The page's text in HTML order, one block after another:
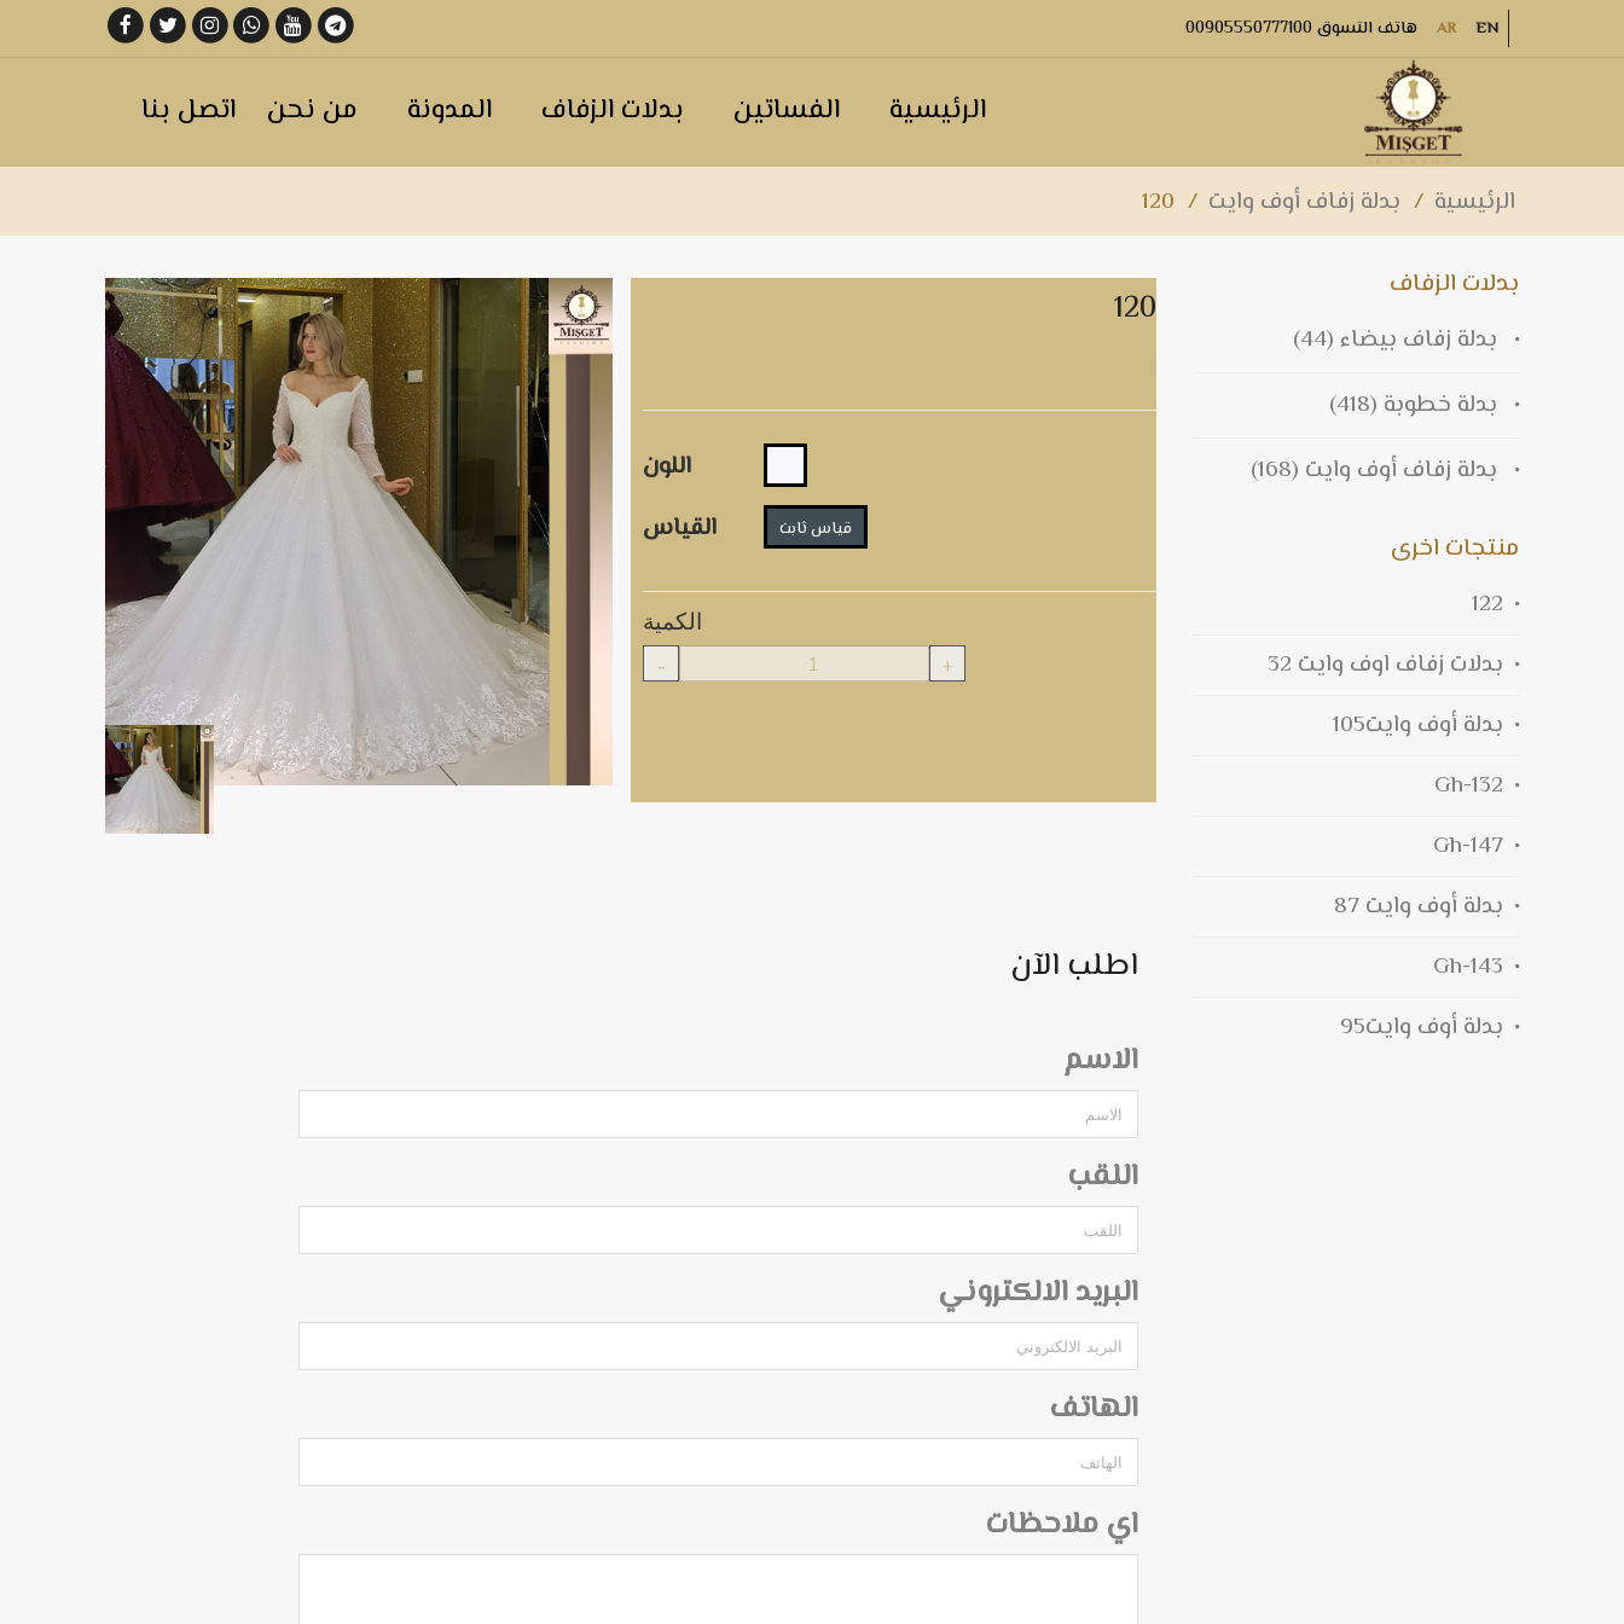
AR EN هاتف التسوق 00905550777100
الرئيسية الفساتين بدلات الزفاف المدونة من نحن اتصل بنا
الرئيسية / بدلة زفاف أوف وايت /
120
بدلات الزفاف
بدلة زفاف بيضاء (44)
بدلة خطوبة (418)
بدلة زفاف أوف وايت (168)
منتجات اخرى
122
بدلات زفاف اوف وايت 32
بدلة أوف وايت105
132-Gh
147-Gh
بدلة أوف وايت 87
143-Gh
بدلة أوف وايت95
120
اللون
القياس
قياس ثابت
الكمية
- +
اطلب الآن
الاسم
اللقب
البريد الالكتروني
الهاتف
اي ملاحظات